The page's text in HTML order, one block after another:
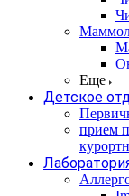
Еще
Детское
прием